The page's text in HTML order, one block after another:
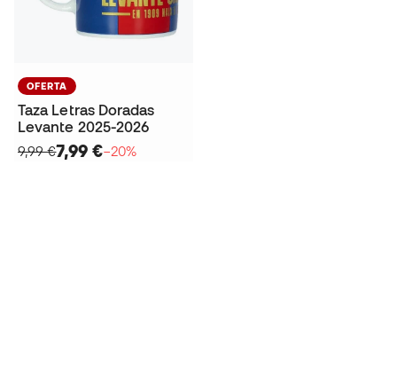
OFERTA
Taza Letras Doradas
Levante 2025-2026
9,99 €7,99 €−20%